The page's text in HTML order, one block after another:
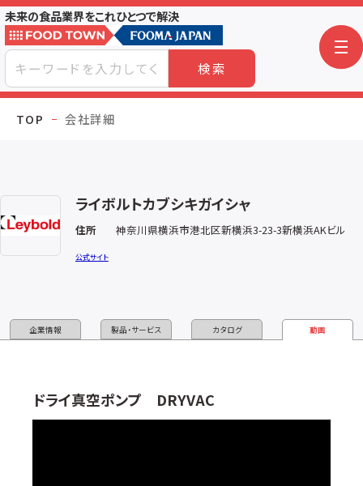
未来の食品業界をこれひとつで解決
検索
TOP 会社詳細
ライボルトカブシキガイシャ
住所 神奈川県横浜市港北区新横浜3-23-3新横浜AKビル
公式サイト
企業情報 製品・サービス カタログ 動画
ドライ真空ポンプ DRYVAC